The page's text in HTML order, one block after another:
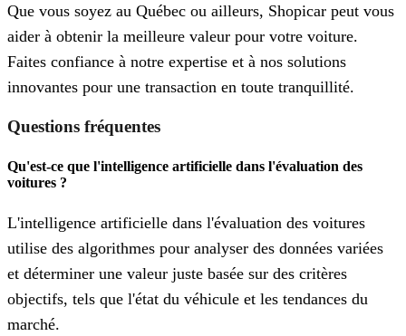
Que vous soyez au Québec ou ailleurs, Shopicar peut vous
aider à obtenir la meilleure valeur pour votre voiture.
Faites confiance à notre expertise et à nos solutions
innovantes pour une transaction en toute tranquillité.
Questions fréquentes
Qu'est-ce que l'intelligence artificielle dans l'évaluation des
voitures ?
L'intelligence artificielle dans l'évaluation des voitures
utilise des algorithmes pour analyser des données variées
et déterminer une valeur juste basée sur des critères
objectifs, tels que l'état du véhicule et les tendances du
marché.